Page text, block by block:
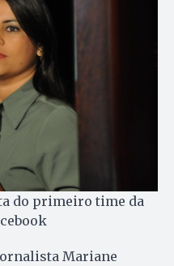
do primeiro time da
Mariane